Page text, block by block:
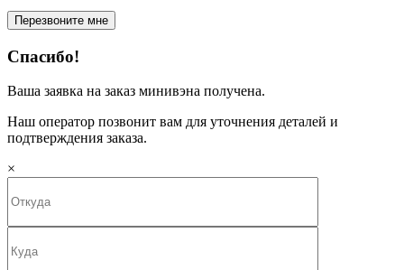
Спасибо!
Ваша заявка на заказ минивэна получена.
Наш оператор позвонит вам для уточнения деталей и
подтверждения заказа.
×